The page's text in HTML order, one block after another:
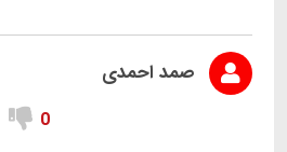
صمد احمدی
0